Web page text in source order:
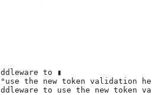
to ▮
the new token validation
to use the new token